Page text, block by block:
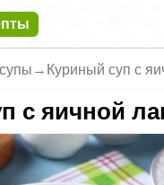
→ Куриный суп с
с яичной